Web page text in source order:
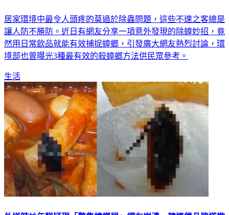
居家環境中最令人頭疼的莫過於除蟲問題，這些不速之客總是
讓人防不勝防。近日有網友分享一項意外發現的除蟑妙招，竟
然用日常飲品就能有效捕捉蟑螂，引發廣大網友熱烈討論，環
境部也曾曝光3種最有效的殺蟑螂方法供民眾參考。
生活